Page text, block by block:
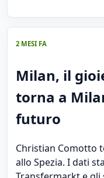
2 MESI FA
Milan, il
torna a
futuro
Christian Comotto
allo Spezia. I dati